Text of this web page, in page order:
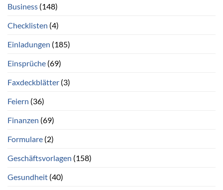
Business (148)
Checklisten (4)
Einladungen (185)
Einsprüche (69)
Faxdeckblätter (3)
Feiern (36)
Finanzen (69)
Formulare (2)
Geschäftsvorlagen (158)
Gesundheit (40)